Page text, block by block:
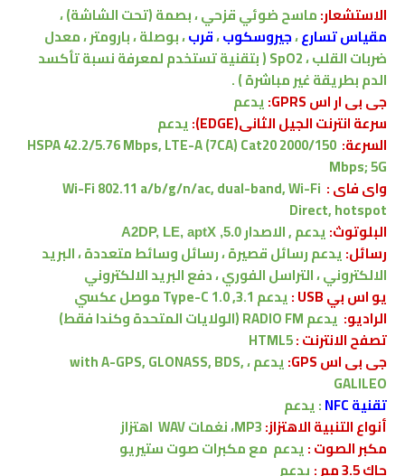
الاستشعار:ماسح ضوئي قزحي ، بصمة (تحت الشاشة) ،
مقياس تسارع،جيروسكوب،قرب، بوصلة ، بارومتر ، معدل
ضربات القلب ، SpO2
(بتقنيةتستخدم لمعرفة نسبة تأكسد
الدم بطريقة غير مباشرة) .
جى بى ار اس GPRS:
يدعم
سرعة انترنت الجيل الثانى(EDGE):
يدعم
السرعة: HSPA 42.2/5.76 Mbps, LTE-A (7CA) Cat20 2000/150
Mbps; 5G
واى فاى : Wi-Fi 802.11 a/b/g/n/ac, dual-band, Wi-Fi
Direct, hotspot
البلوتوث:يدعم , الاصدار 5.0, A2DP, LE, aptX
رسائل:يدعمرسائل قصيرة ، رسائل وسائط متعددة ، البريد
الالكتروني ، التراسل الفوري ، دفع البريد الالكتروني
يو اس بي USB :
يدعم 3.1, Type-C 1.0 موصل عكسي
الراديو: يدعم RADIO FM (الولايات المتحدة وكندا فقط)
تصفح الانترنت :HTML5
جى بى اس GPS:
يدعم ،with A-GPS, GLONASS, BDS,
GALILEO
تقنية NFC
:يدعم
أنواع التنبية الاهتزاز:
اهتزاز
مكبر الصوت :يدعم مع مكبرات صوت ستيريو
جاك 3.5 مم :
يدعم